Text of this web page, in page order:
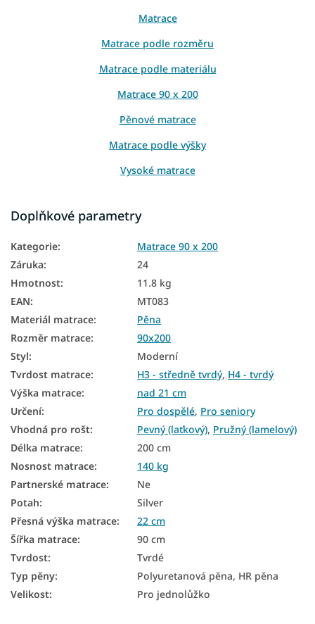
Matrace
Matrace podle rozměru
Matrace podle materiálu
Matrace 90 x 200
Pěnové matrace
Matrace podle výšky
Vysoké matrace
Matrace HR pěna
Hotelové matrace
Slovenské matrace
Podlahové matrace
Matrace na zem
Matrace na polohovatelný rošt
Matrace podle tvrdosti
Tvrdé matrace
Zónové matrace
Zdravotní matrace
Malé matrace
Antialergické matrace
Antibakteriální matrace
7zónové matrace
Doplňkové parametry
Kategorie:
Matrace 90 x 200
Záruka:
24
Hmotnost:
11.8 kg
EAN:
MT083
Materiál matrace:
Pěna
Rozměr matrace:
90x200
Styl:
Moderní
Tvrdost matrace: H3 - středně tvrdý, H4 - tvrdý
Výška matrace:
nad 21 cm
Určení: Pro dospělé, Pro seniory
Vhodná pro rošt: Pevný (laťkový), Pružný (lamelový)
Délka matrace:
200 cm
Nosnost matrace:
140 kg
Partnerské matrace:
Ne
Potah:
Silver
Přesná výška matrace:
22 cm
Šířka matrace:
90 cm
Tvrdost:
Tvrdé
Typ pěny:
Polyuretanová pěna, HR pěna
Velikost: Pro jednolůžko